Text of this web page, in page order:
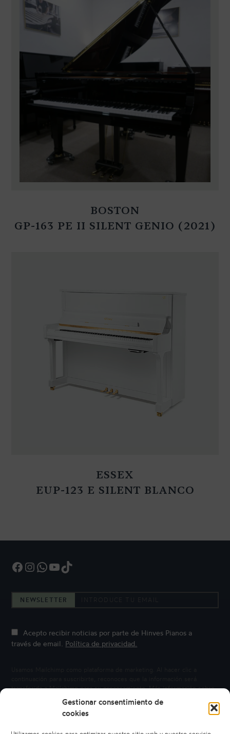
Gestionar consentimiento de
cookies
BOSTON
GP-163 PE II SILENT GENIO (2021)
ESSEX
EUP-123 E SILENT BLANCO
Facebook InstagramWhatsApp YouTube TikTok
NEWSLETTER
Acepto recibir noticias por parte de Hinves Pianos a
través de email. Política de privacidad.
transferida a Mailchimp para su procesamiento.Más información sobre
la privacidad de Mailchimp.